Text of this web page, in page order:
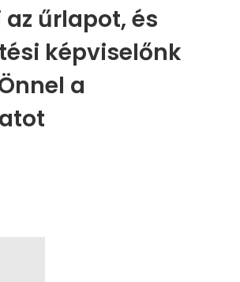
az űrlapot, és
képviselőnk
a